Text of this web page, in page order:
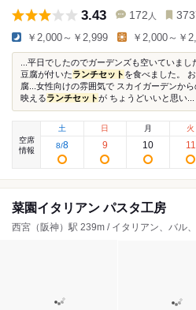
3.43 172 人
￥2,000～￥2,999 ￥2,000～￥
...平日でしたのでガーデンズも空いていまし
豆腐が付いたランチセット を食べました。
腐...女性向けの雰囲気で スカイガーデンか
映えるランチセットが ちょうどいいと思い...
空席
情報
土
8/8
日
9
月
10
火
11
菜園イタリアン パスタ工房
西宮（阪神）駅 239m / イタリアン、バル